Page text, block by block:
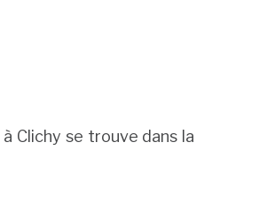
Clichy se trouve dans la